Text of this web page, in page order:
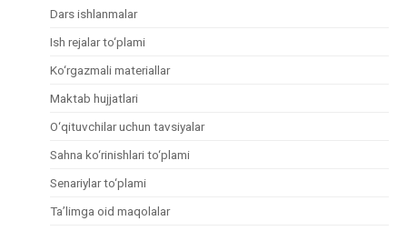
Dars ishlanmalar
Ish rejalar to‘plami
Ko‘rgazmali materiallar
Maktab hujjatlari
O‘qituvchilar uchun tavsiyalar
Sahna ko‘rinishlari to‘plami
Senariylar to‘plami
Ta’limga oid maqolalar